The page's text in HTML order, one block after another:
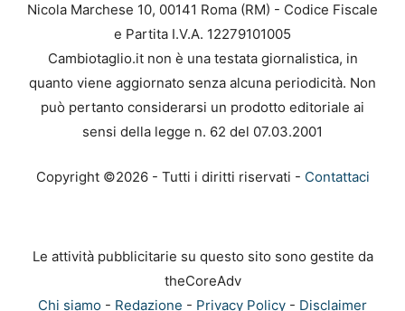
Nicola Marchese 10, 00141 Roma (RM) - Codice Fiscale
e Partita I.V.A. 12279101005
Cambiotaglio.it non è una testata giornalistica, in
quanto viene aggiornato senza alcuna periodicità. Non
può pertanto considerarsi un prodotto editoriale ai
sensi della legge n. 62 del 07.03.2001
Copyright ©2026 - Tutti i diritti riservati - Contattaci
Le attività pubblicitarie su questo sito sono gestite da
theCoreAdv
Chi siamo - Redazione - Privacy Policy - Disclaimer